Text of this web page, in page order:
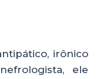
irônico
ele